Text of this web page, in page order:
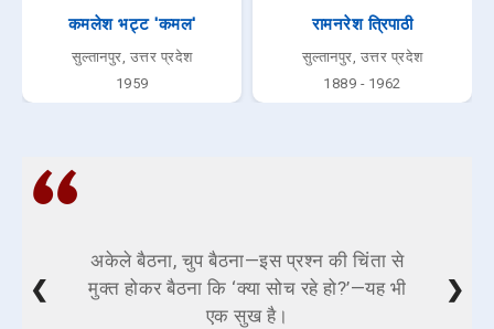
कमलेश भट्ट 'कमल'
सुल्तानपुर, उत्तर प्रदेश
1959
रामनरेश त्रिपाठी
सुल्तानपुर, उत्तर प्रदेश
1889 - 1962
अकेले बैठना, चुप बैठना—इस प्रश्न की चिंता से
मुक्त होकर बैठना कि ‘क्या सोच रहे हो?’—यह भी
एक सुख है।
❮ ❯